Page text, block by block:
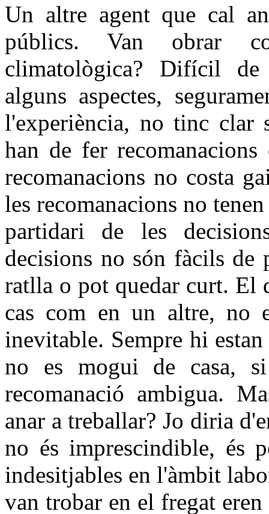
Un altre agent que cal
públics. Van obrar
climatològica? Difícil
alguns aspectes,
l'experiència, no tinc clar
han de fer
recomanacions no costa
les recomanacions no
partidari de les
decisions no són fàcils de
ratlla o pot quedar curt. El
cas com en un altre, no
inevitable. Sempre hi
no es mogui de casa,
recomanació ambigua.
anar a treballar? Jo diria
no és imprescindible, és
indesitjables en l'àmbit
van trobar en el fregat